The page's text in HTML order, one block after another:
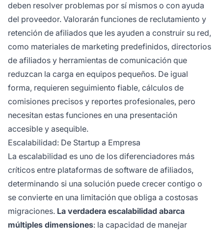
deben resolver problemas por sí mismos o con ayuda
del proveedor. Valorarán funciones de reclutamiento y
retención de afiliados que les ayuden a construir su red,
como materiales de marketing predefinidos, directorios
de afiliados y herramientas de comunicación que
reduzcan la carga en equipos pequeños. De igual
forma, requieren seguimiento fiable, cálculos de
comisiones precisos y reportes profesionales, pero
necesitan estas funciones en una presentación
accesible y asequible.
Escalabilidad: De Startup a Empresa
La escalabilidad es uno de los diferenciadores más
críticos entre plataformas de software de afiliados,
determinando si una solución puede crecer contigo o
se convierte en una limitación que obliga a costosas
migraciones. La verdadera escalabilidad abarca
múltiples dimensiones: la capacidad de manejar